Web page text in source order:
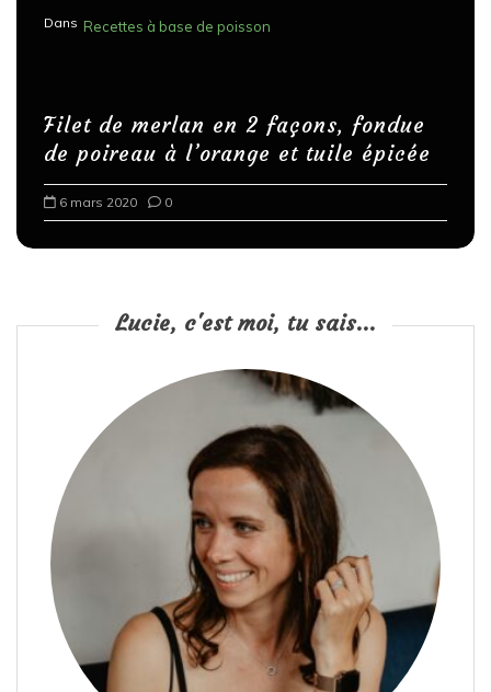
Dans Recettes à base de poisson
Filet de merlan en 2 façons, fondue
de poireau à l’orange et tuile épicée
6 mars 2020 0
Lucie, c'est moi, tu sais...